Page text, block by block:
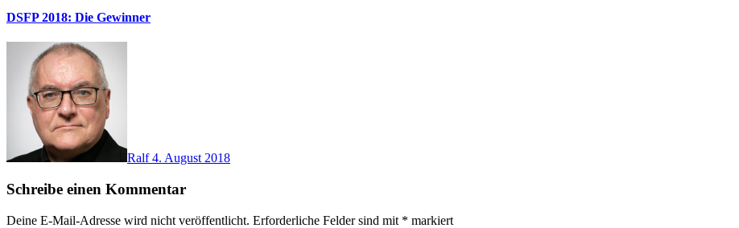
DSFP 2018: Die Gewinner
Ralf4. August 2018
Schreibe einen Kommentar
Deine E-Mail-Adresse wird nicht veröffentlicht. Erforderliche Felder sind mit * markiert